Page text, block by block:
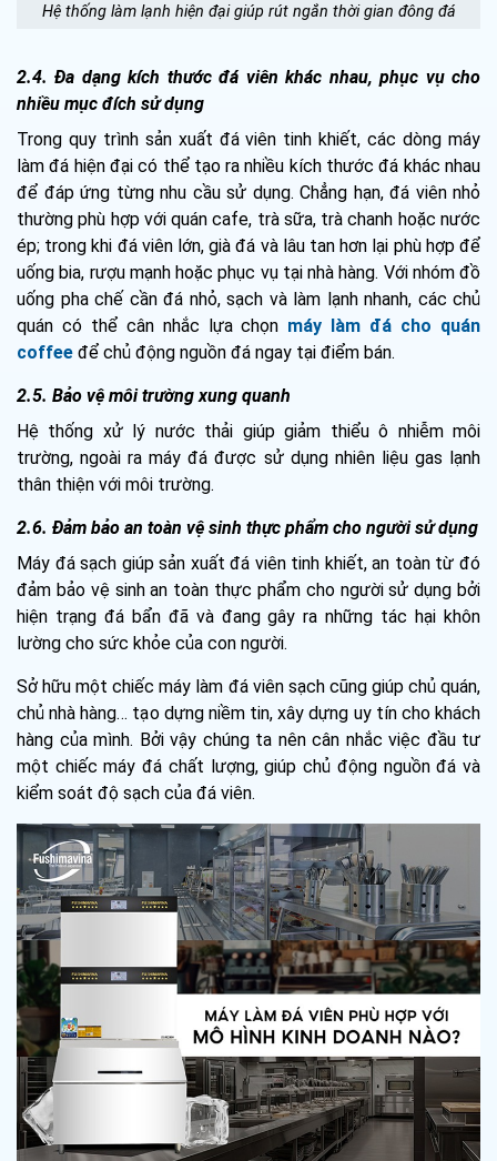
Hệ thống làm lạnh hiện đại giúp rút ngắn thời gian đông đá
2.4. Đa dạng kích thước đá viên khác nhau, phục vụ cho
nhiều mục đích sử dụng
Trong quy trình sản xuất đá viên tinh khiết, các dòng máy
làm đá hiện đại có thể tạo ra nhiều kích thước đá khác nhau
để đáp ứng từng nhu cầu sử dụng. Chẳng hạn, đá viên nhỏ
thường phù hợp với quán cafe, trà sữa, trà chanh hoặc nước
ép; trong khi đá viên lớn, già đá và lâu tan hơn lại phù hợp để
uống bia, rượu mạnh hoặc phục vụ tại nhà hàng. Với nhóm đồ
uống pha chế cần đá nhỏ, sạch và làm lạnh nhanh, các chủ
quán có thể cân nhắc lựa chọn máy làm đá cho quán
coffee để chủ động nguồn đá ngay tại điểm bán.
2.5. Bảo vệ môi trường xung quanh
Hệ thống xử lý nước thải giúp giảm thiểu ô nhiễm môi
trường, ngoài ra máy đá được sử dụng nhiên liệu gas lạnh
thân thiện với môi trường.
2.6. Đảm bảo an toàn vệ sinh thực phẩm cho người sử dụng
Máy đá sạch giúp sản xuất đá viên tinh khiết, an toàn từ đó
đảm bảo vệ sinh an toàn thực phẩm cho người sử dụng bởi
hiện trạng đá bẩn đã và đang gây ra những tác hại khôn
lường cho sức khỏe của con người.
Sở hữu một chiếc máy làm đá viên sạch cũng giúp chủ quán,
chủ nhà hàng… tạo dựng niềm tin, xây dựng uy tín cho khách
hàng của mình. Bởi vậy chúng ta nên cân nhắc việc đầu tư
một chiếc máy đá chất lượng, giúp chủ động nguồn đá và
kiểm soát độ sạch của đá viên.